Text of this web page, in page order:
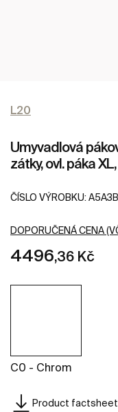
L20
Umyvadlová
zátky, ovl. páka
ČÍSLO VÝROBKU:
DOPORUČENÁ CENA
4496,36 Kč
C0 - Chrom
Product